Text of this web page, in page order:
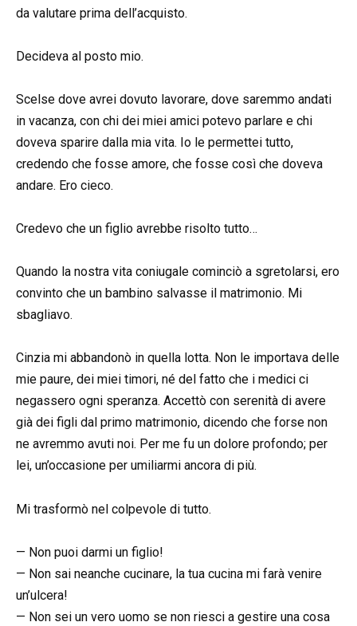
da valutare prima dell’acquisto.
Decideva al posto mio.
Scelse dove avrei dovuto lavorare, dove saremmo andati
in vacanza, con chi dei miei amici potevo parlare e chi
doveva sparire dalla mia vita. Io le permettei tutto,
credendo che fosse amore, che fosse così che doveva
andare. Ero cieco.
Credevo che un figlio avrebbe risolto tutto…
Quando la nostra vita coniugale cominciò a sgretolarsi, ero
convinto che un bambino salvasse il matrimonio. Mi
sbagliavo.
Cinzia mi abbandonò in quella lotta. Non le importava delle
mie paure, dei miei timori, né del fatto che i medici ci
negassero ogni speranza. Accettò con serenità di avere
già dei figli dal primo matrimonio, dicendo che forse non
ne avremmo avuti noi. Per me fu un dolore profondo; per
lei, un’occasione per umiliarmi ancora di più.
Mi trasformò nel colpevole di tutto.
— Non puoi darmi un figlio!
— Non sai neanche cucinare, la tua cucina mi farà venire
un’ulcera!
— Non sei un vero uomo se non riesci a gestire una cosa